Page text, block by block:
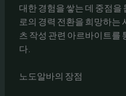
대한 경험을 쌓는 데 중점
로의 경력 전환을 희망하는
츠 작성 관련 아르바이트를
다.
노도알바의 장점